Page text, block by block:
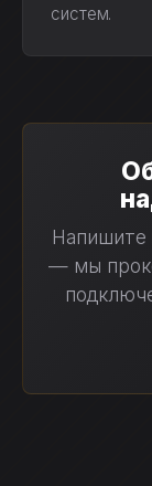
систем.
Напишите
— мы